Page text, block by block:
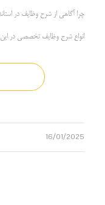
چرا آگاهی از شرح وظایف در
انواع شرح وظایف تخصصی در این
16/01/2025